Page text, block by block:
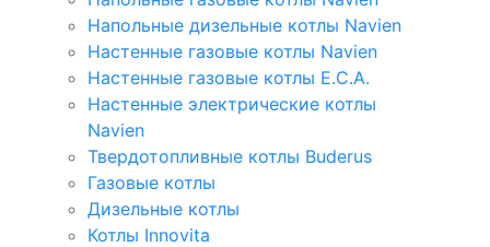
Напольные дизельные котлы Navien
Настенные газовые котлы Navien
Настенные газовые котлы E.C.A.
Настенные электрические котлы
Navien
Твердотопливные котлы Buderus
Газовые котлы
Дизельные котлы
Котлы Innovita